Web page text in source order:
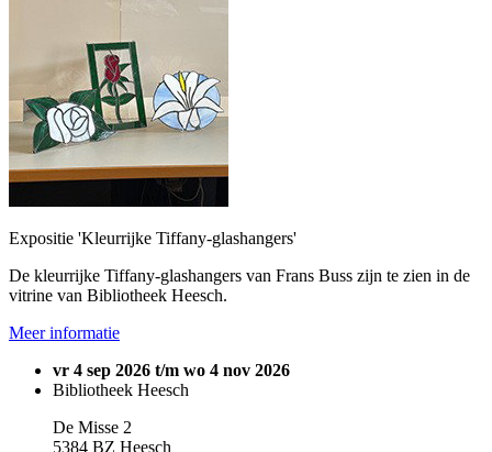
Expositie 'Kleurrijke Tiffany-glashangers'
De kleurrijke Tiffany-glashangers van Frans Buss zijn te zien in de
vitrine van Bibliotheek Heesch.
Meer informatie
vr 4 sep 2026 t/m wo 4 nov 2026
Bibliotheek Heesch
De Misse 2
5384 BZ Heesch